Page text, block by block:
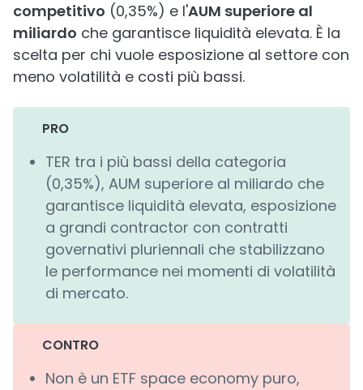
competitivo (0,35%) e l'AUM superiore al
miliardo che garantisce liquidità elevata. È la
scelta per chi vuole esposizione al settore con
meno volatilità e costi più bassi.
PRO
TER tra i più bassi della categoria
(0,35%), AUM superiore al miliardo che
garantisce liquidità elevata, esposizione
a grandi contractor con contratti
governativi pluriennali che stabilizzano
le performance nei momenti di volatilità
di mercato.
CONTRO
Non è un ETF space economy puro,